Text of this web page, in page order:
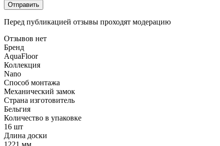
Отправить
Перед публикацией отзывы проходят модерацию
Отзывов нет
Бренд
AquaFloor
Коллекция
Nano
Способ монтажа
Механический замок
Страна изготовитель
Бельгия
Количество в упаковке
16 шт
Длина доски
1221 мм